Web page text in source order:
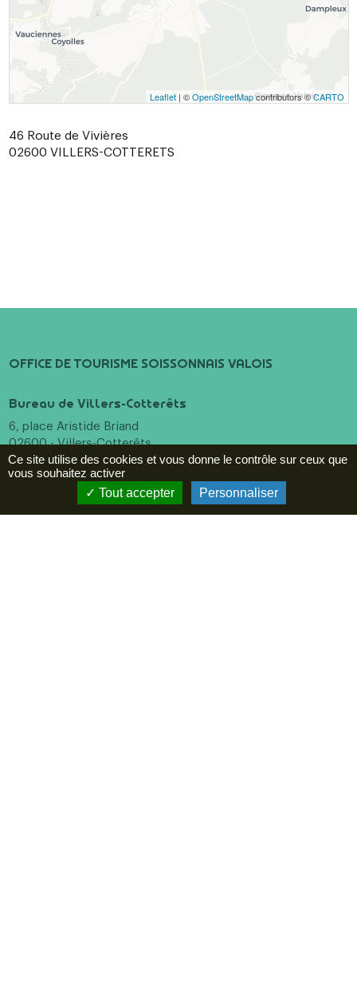
Leaflet| ©OpenStreetMapcontributors ©CARTO
46 Route de Vivières
02600 VILLERS-COTTERETS
OFFICE DE TOURISME SOISSONNAIS VALOIS
Bureau de Villers-Cotterêts
6, place Aristide Briand
02600 - Villers-Cotterêts
+33 (0)3 23 96 55 10
Bureau de Soissons
Ce site utilise des cookies et vous donne le contrôle sur ceux que
vous souhaitez activer
Tout accepter
Personnaliser